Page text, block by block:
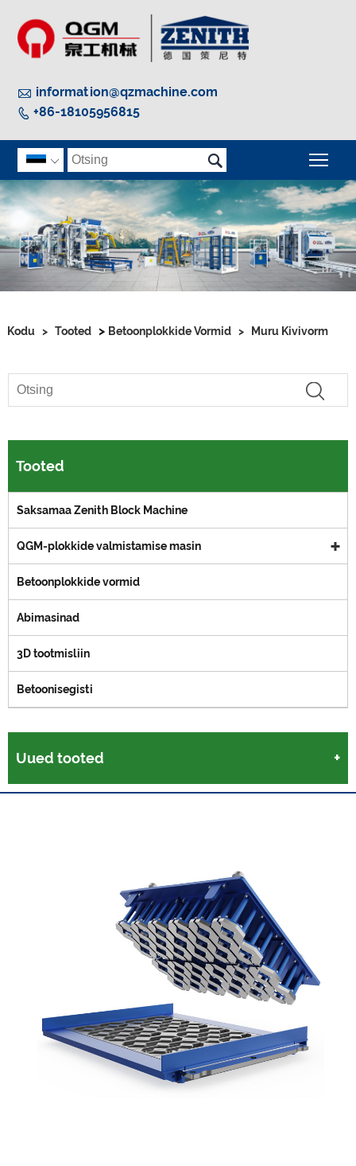
 information@qzmachine.com
 +86-18105956815
 
Kodu > Tooted > Betoonplokkide Vormid > Muru Kivivorm
Tooted
Saksamaa Zenith Block Machine
QGM-plokkide valmistamise masin
Betoonplokkide vormid
Abimasinad
3D tootmisliin
Betoonisegisti
Uued tooted